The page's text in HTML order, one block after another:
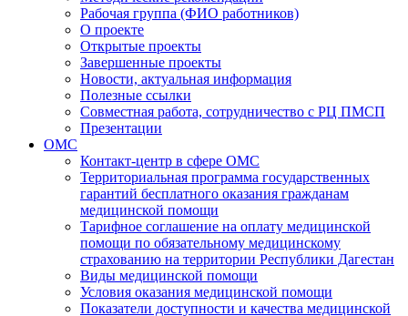
Рабочая группа (ФИО работников)
О проекте
Открытые проекты
Завершенные проекты
Новости, актуальная информация
Полезные ссылки
Совместная работа, сотрудничество с РЦ ПМСП
Презентации
ОМС
Контакт-центр в сфере ОМС
Территориальная программа государственных
гарантий бесплатного оказания гражданам
медицинской помощи
Тарифное соглашение на оплату медицинской
помощи по обязательному медицинскому
страхованию на территории Республики Дагестан
Виды медицинской помощи
Условия оказания медицинской помощи
Показатели доступности и качества медицинской